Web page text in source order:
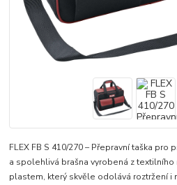
FLEX FB S 410/270 – Přepravní taška
a spolehlivá brašna vyrobená z
plastem, který skvěle odolává roztržení i